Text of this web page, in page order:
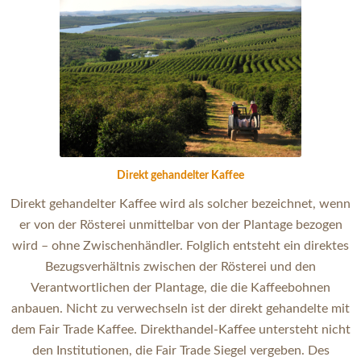
Direkt gehandelter Kaffee
Direkt gehandelter Kaffee wird als solcher bezeichnet, wenn
er von der Rösterei unmittelbar von der Plantage bezogen
wird – ohne Zwischenhändler. Folglich entsteht ein direktes
Bezugsverhältnis zwischen der Rösterei und den
Verantwortlichen der Plantage, die die Kaffeebohnen
anbauen. Nicht zu verwechseln ist der direkt gehandelte mit
dem Fair Trade Kaffee. Direkthandel-Kaffee untersteht nicht
den Institutionen, die Fair Trade Siegel vergeben. Des